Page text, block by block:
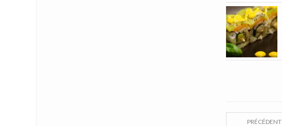
PRÉCÉDENT